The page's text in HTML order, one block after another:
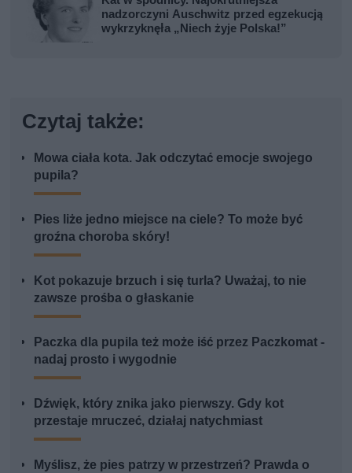
nadzorczyni Auschwitz przed egzekucją
wykrzyknęła „Niech żyje Polska!”
Czytaj także:
Mowa ciała kota. Jak odczytać emocje swojego
pupila?
Pies liże jedno miejsce na ciele? To może być
groźna choroba skóry!
Kot pokazuje brzuch i się turla? Uważaj, to nie
zawsze prośba o głaskanie
Paczka dla pupila też może iść przez Paczkomat -
nadaj prosto i wygodnie
Dźwięk, który znika jako pierwszy. Gdy kot
przestaje mruczeć, działaj natychmiast
Myślisz, że pies patrzy w przestrzeń? Prawda o